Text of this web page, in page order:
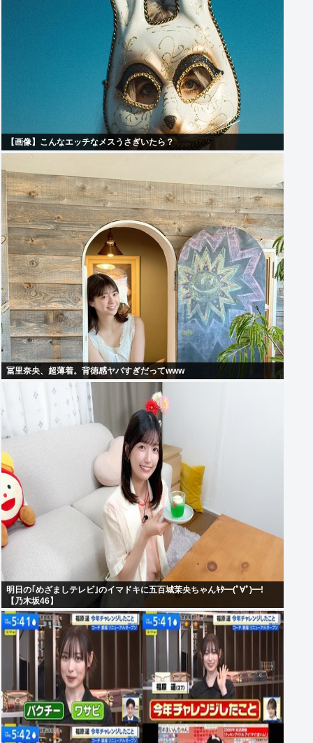
【画像】こんなエッチなメスうさぎいたら？
冨里奈央、超薄着。背徳感ヤバすぎだってwww
明日の｢めざましテレビ｣のイマドキに五百城茉央ちゃんｷﾀ━(ﾟ∀ﾟ)━!
【乃木坂46】